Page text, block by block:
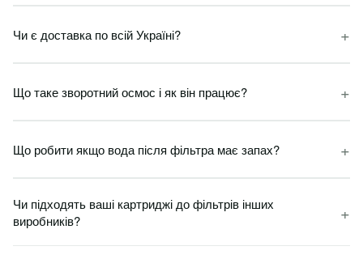
Чи є доставка по всій Україні? +
Що таке зворотний осмос і як він працює? +
Що робити якщо вода після фільтра має запах? +
Чи підходять ваші картриджі до фільтрів інших
виробників?
+